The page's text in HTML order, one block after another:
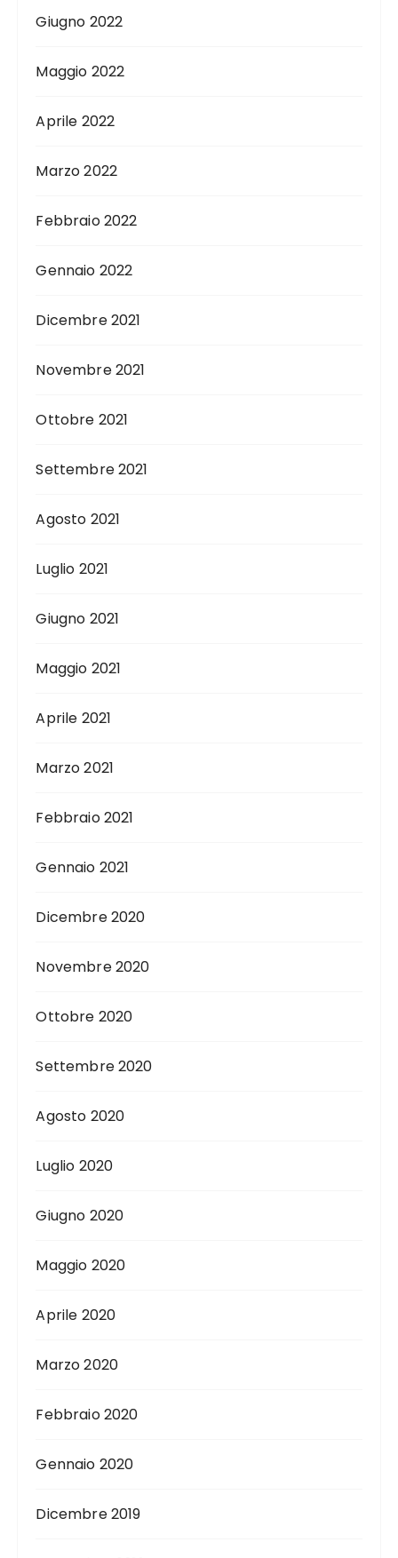
Giugno 2022
Maggio 2022
Aprile 2022
Marzo 2022
Febbraio 2022
Gennaio 2022
Dicembre 2021
Novembre 2021
Ottobre 2021
Settembre 2021
Agosto 2021
Luglio 2021
Giugno 2021
Maggio 2021
Aprile 2021
Marzo 2021
Febbraio 2021
Gennaio 2021
Dicembre 2020
Novembre 2020
Ottobre 2020
Settembre 2020
Agosto 2020
Luglio 2020
Giugno 2020
Maggio 2020
Aprile 2020
Marzo 2020
Febbraio 2020
Gennaio 2020
Dicembre 2019